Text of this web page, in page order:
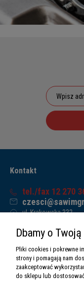
Kontakt
tel./fax 12 270
ul. Krakowska 332,
Sawim Group
NIP: 5130284470
REGON: 5246591010
Dbamy o
Pliki cookies i pokrewne
strony i pomagają nam
zaakceptować
do sklepu lub